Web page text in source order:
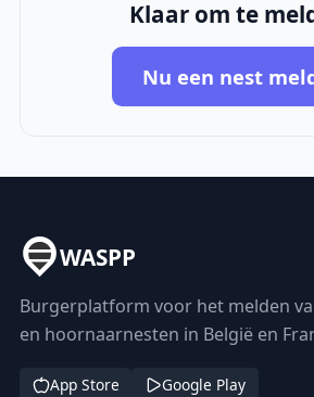
Klaar om te
Nu een nest
WASPP
Burgerplatform voor het melden
en hoornaarnesten in België en
App Store Google Play